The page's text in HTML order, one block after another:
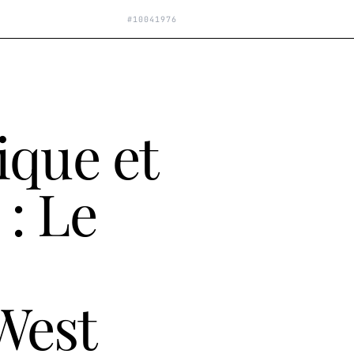
# 10041976
et
Le